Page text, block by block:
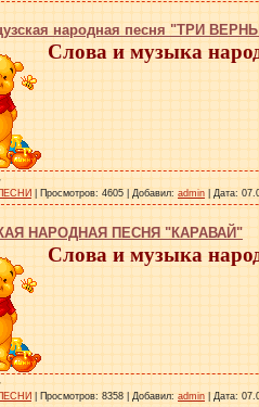
народная песня "ТРИ
Слова и музыка
Просмотров: 4605 Добавил: admin Дата:
НАРОДНАЯ ПЕСНЯ "КАРАВАЙ"
Слова и музыка
Просмотров: 8358 Добавил: admin Дата: